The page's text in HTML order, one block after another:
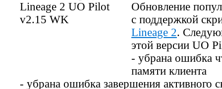
Обновление
с поддержкой
Lineage 2.
этой версии UO
- убрана ошибка
памяти клиента
- убрана ошибка завершения активного